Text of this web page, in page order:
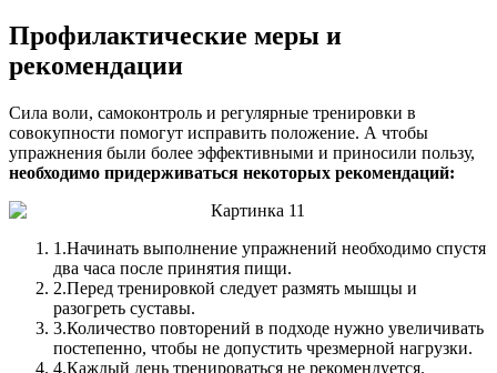
Профилактические меры и
рекомендации
Сила воли, самоконтроль и регулярные тренировки в
совокупности помогут исправить положение. А чтобы
упражнения были более эффективными и приносили пользу,
необходимо придерживаться некоторых рекомендаций:
1.Начинать выполнение упражнений необходимо спустя
два часа после принятия пищи.
2.Перед тренировкой следует размять мышцы и
разогреть суставы.
3.Количество повторений в подходе нужно увеличивать
постепенно, чтобы не допустить чрезмерной нагрузки.
4.Каждый день тренироваться не рекомендуется.